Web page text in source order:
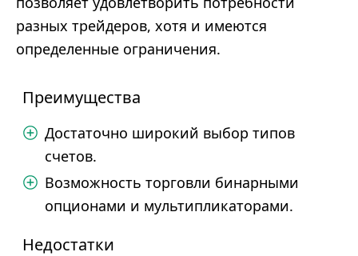
разных трейдеров, хотя и имеются
определенные ограничения.
Преимущества
Достаточно широкий выбор типов
счетов.
Возможность торговли бинарными
опционами и мультипликаторами.
Недостатки